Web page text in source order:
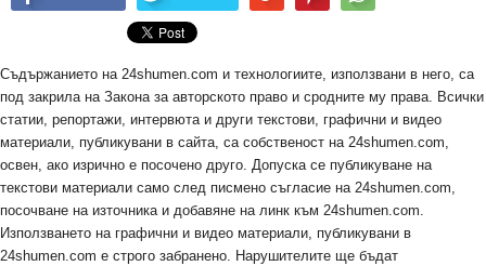
Съдържанието на 24shumen.com и технологиите, използвани в него, са
под закрила на Закона за авторското право и сродните му права. Всички
статии, репортажи, интервюта и други текстови, графични и видео
материали, публикувани в сайта, са собственост на 24shumen.com,
освен, ако изрично е посочено друго. Допуска се публикуване на
текстови материали само след писмено съгласие на 24shumen.com,
посочване на източника и добавяне на линк към 24shumen.com.
Използването на графични и видео материали, публикувани в
24shumen.com е строго забранено. Нарушителите ще бъдат